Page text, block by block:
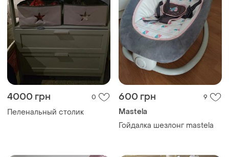
4000 грн 0
Пеленальный столик
600 грн 9
Mastela
Гойдалка шезлонг mastela